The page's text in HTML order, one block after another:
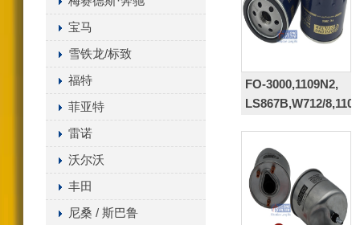
曲轴箱通风滤清器
其它滤清器产品
宝马
雪铁龙/标致
福特
菲亚特
雷诺
沃尔沃
丰田
尼桑 / 斯巴鲁
FO-3000,1109N2,
LS867B,W712/